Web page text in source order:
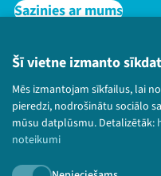
Šī vietne izmanto
Mēs izmantojam sīkfailus, lai
pieredzi, nodrošinātu sociālo
mūsu datplūsmu. Detalizētāk:
noteikumi
Sazinies ar mums
Lietošanas noteikumi
Bērnu aizsardzības
© 2026 Sarunu
paturētas.